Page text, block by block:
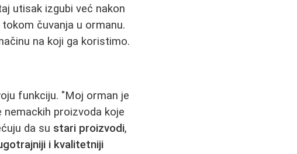
utisak izgubi već nakon
čuvanja u ormanu.
na koji ga koristimo.
funkciju. "Moj orman je
nemackih proizvoda koje
da su stari proizvodi,
i kvalitetniji